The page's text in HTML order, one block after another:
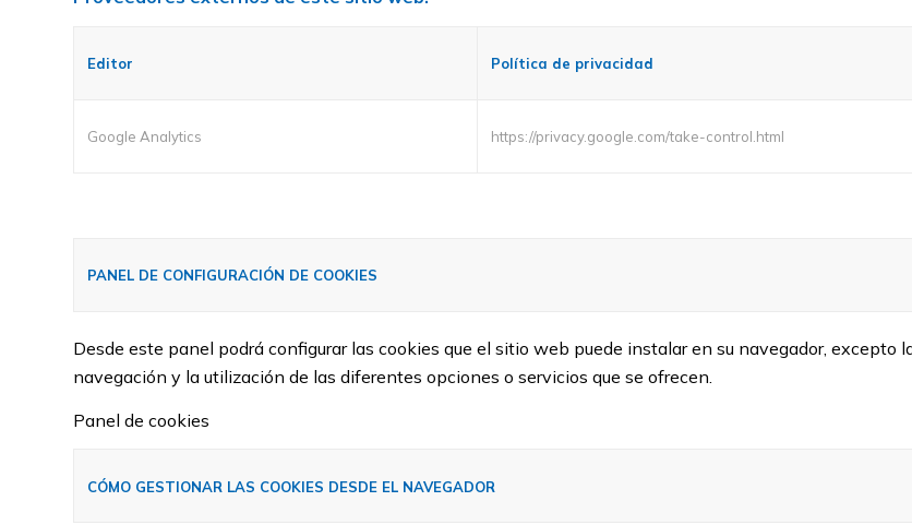
Editor Política de privacidad
Google Analytics https://privacy.google.com/take-control.html
PANEL DE CONFIGURACIÓN DE COOKIES
Desde este panel podrá configurar las cookies que el sitio web puede instalar en su navegador, excepto
navegación y la utilización de las diferentes opciones o servicios que se ofrecen.
Panel de cookies
CÓMO GESTIONAR LAS COOKIES DESDE EL NAVEGADOR